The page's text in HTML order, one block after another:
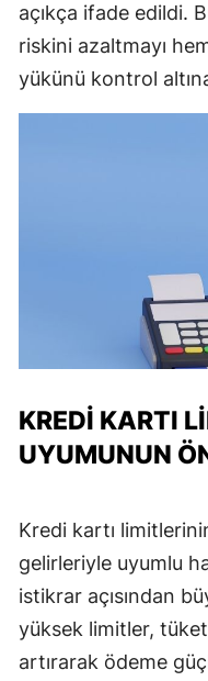
açıkça ifade edildi.
riskini azaltmayı
yükünü kontrol
KREDI KARTI
UYUMUNUN
Kredi kartı
gelirleriyle uyumlu
istikrar açısından
yüksek limitler,
artırarak ödeme